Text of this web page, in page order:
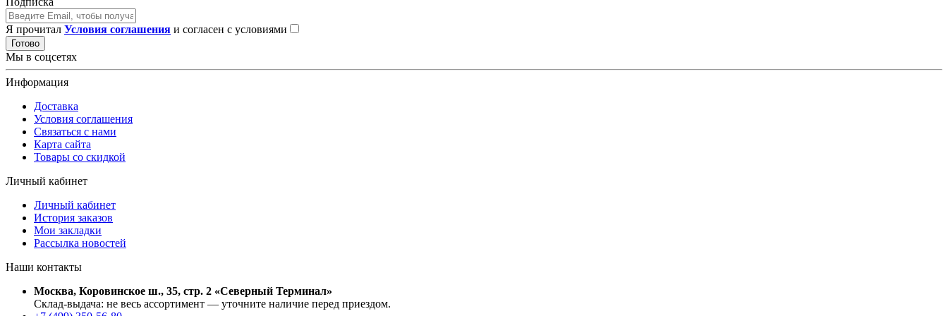
Я прочитал Условия соглашения и согласен с условиями
Готово
Мы в соцсетях
Информация
Доставка
Условия соглашения
Связаться с нами
Карта сайта
Товары со скидкой
Личный кабинет
Личный кабинет
История заказов
Мои закладки
Рассылка новостей
Наши контакты
Москва, Коровинское ш., 35, стр. 2 «Северный Терминал»
Склад-выдача: не весь ассортимент — уточните наличие перед приездом.